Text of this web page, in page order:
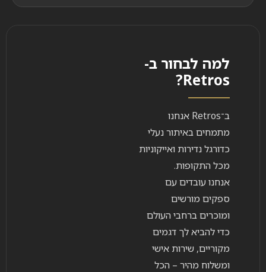
למה לבחור ב-
Retros?
ב־Retros אנחנו
מתמחים באיתור נעלי
כדורגל נדירות ואייקוניות
מכל התקופות.
אנחנו עובדים עם
ספקים מורשים
ומוכרים ברחבי העולם
כדי להביא לך דגמים
מקוריים, שירות אישי
ומשלוח מהיר – הכל